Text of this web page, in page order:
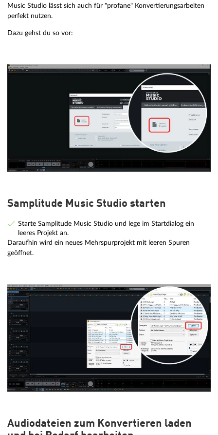
Music Studio lässt sich auch für "profane" Konvertierungsarbeiten
perfekt nutzen.
Dazu gehst du so vor:
Samplitude Music Studio starten
Starte Samplitude Music Studio und lege im Startdialog ein
leeres Projekt an.
Daraufhin wird ein neues Mehrspurprojekt mit leeren Spuren
geöffnet.
Audiodateien zum Konvertieren laden